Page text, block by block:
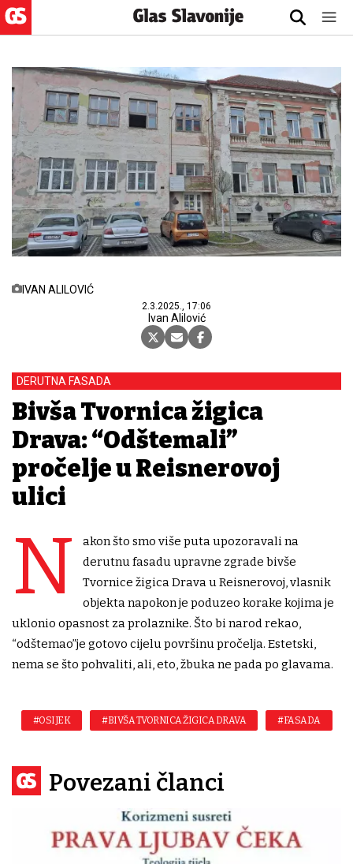
IVAN ALILOVIĆ
2.3.2025., 17:06
Ivan Alilović
DERUTNA FASADA
Bivša Tvornica žigica
Drava: “Odštemali”
pročelje u Reisnerovoj
ulici
N
akon što smo više puta upozoravali na
derutnu fasadu upravne zgrade bivše
Tvornice žigica Drava u Reisnerovoj, vlasnik
objekta napokon je poduzeo korake kojima je
uklonio opasnost za prolaznike. Što bi narod rekao,
“odštemao”je gotovo cijelu površinu pročelja. Estetski,
nema se što pohvaliti, ali, eto, žbuka ne pada po glavama.
#OSIJEK #BIVŠA TVORNICA ŽIGICA DRAVA #FASADA
Povezani članci